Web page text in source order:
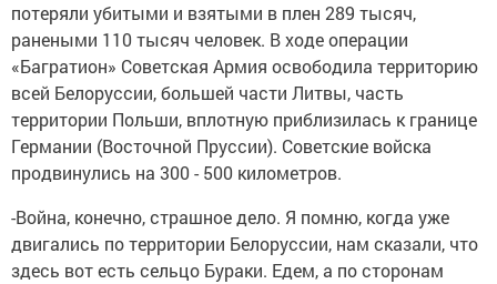
потеряли убитыми и взятыми в плен 289 тысяч,
ранеными 110 тысяч человек. В ходе операции
«Багратион» Советская Армия освободила территорию
всей Белоруссии, большей части Литвы, часть
территории Польши, вплотную приблизилась к границе
Германии (Восточной Пруссии). Советские войска
продвинулись на 300 - 500 километров.
-Война, конечно, страшное дело. Я помню, когда уже
двигались по территории Белоруссии, нам сказали, что
здесь вот есть сельцо Бураки. Едем, а по сторонам